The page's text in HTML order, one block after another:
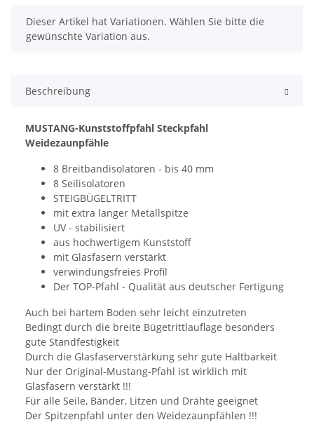
x
Dieser Artikel hat Variationen. Wählen Sie bitte die
gewünschte Variation aus.
Beschreibung
MUSTANG-Kunststoffpfahl Steckpfahl
Weidezaunpfähle
8 Breitbandisolatoren - bis 40 mm
8 Seilisolatoren
STEIGBÜGELTRITT
mit extra langer Metallspitze
UV - stabilisiert
aus hochwertigem Kunststoff
mit Glasfasern verstärkt
verwindungsfreies Profil
Der TOP-Pfahl - Qualität aus deutscher Fertigung
Auch bei hartem Boden sehr leicht einzutreten
Bedingt durch die breite Bügetrittlauflage besonders
gute Standfestigkeit
Durch die Glasfaserverstärkung sehr gute Haltbarkeit
Nur der Original-Mustang-Pfahl ist wirklich mit
Glasfasern verstärkt !!!
Für alle Seile, Bänder, Litzen und Drähte geeignet
Der Spitzenpfahl unter den Weidezaunpfählen !!!